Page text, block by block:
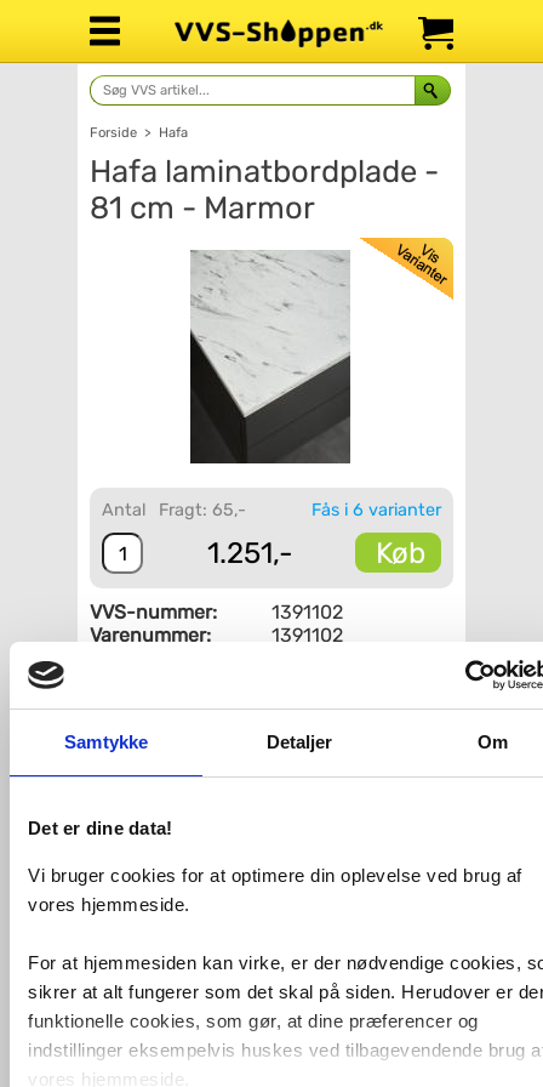
Samtykke Detaljer Om
Det er dine data!
Vi bruger cookies for at optimere din oplevelse ved brug af
vores hjemmeside.
For at hjemmesiden kan virke, er der nødvendige cookies,
sikrer at alt fungerer som det skal på siden. Herudover er
funktionelle cookies, som gør, at dine præferencer og
indstillinger eksempelvis huskes ved tilbagevendende brug
vores hjemmeside.
Forside > Hafa
Hafa laminatbordplade -
81 cm - Marmor
Fås i 6 varianter
Antal Fragt: 65,-
1.251,- Køb
VVS-nummer:
1391102
Varenummer:
1391102
Fri fragt fra 4.995,-
Hafa laminatbordplade - 81 cm -
OnTop fugtafvisende bordplader i
udføres af installatøren afhængigt af
armatur, vask og valg af placering.
Bredde (mm): 810
Dybde (mm): 462
Højde (mm): 19,6
VVS-Shoppen.dk ApS Søren Nymarks Vej 15 8270 Højbjerg
Tlf.: 87 37 40 30